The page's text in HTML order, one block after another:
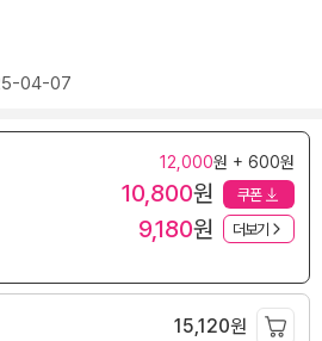
04-07
12,000원 + 600원
10,800원 쿠폰
9,180원 더보기
15,120원